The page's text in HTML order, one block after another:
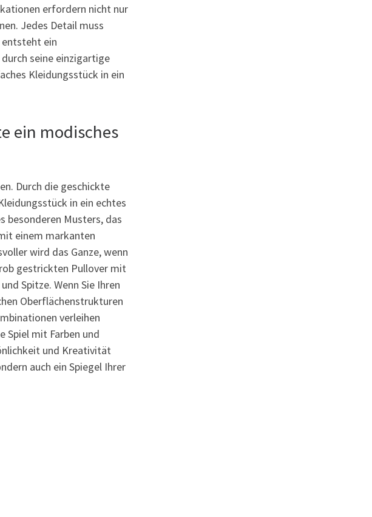
erfordern nicht nur
Jedes Detail muss
ein
seine einzigartige
Kleidungsstück in ein
ein modisches
Durch die geschickte
in ein echtes
besonderen Musters, das
einem markanten
wird das Ganze, wenn
gestrickten Pullover mit
Spitze. Wenn Sie Ihren
Oberflächenstrukturen
verleihen
Spiel mit Farben und
und Kreativität
auch ein Spiegel Ihrer